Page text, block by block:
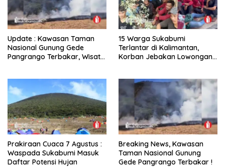
Update : Kawasan Taman
Nasional Gunung Gede
Pangrango Terbakar, Wisata
15 Warga Sukabumi
Terlantar di Kalimantan,
Korban Jebakan Lowongan
Prakiraan Cuaca 7 Agustus :
Waspada Sukabumi Masuk
Daftar Potensi Hujan
Breaking News, Kawasan
Taman Nasional Gunung
Gede Pangrango Terbakar !